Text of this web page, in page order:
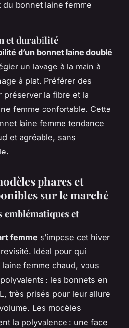
bonnet laine femme
et durabilité
d’un bonnet laine doublé
un lavage à la main à
à plat. Préférer des
préserver la fibre et la
femme confortable. Cette
laine femme tendance
et agréable, sans
phares et
sur le marché
emblématiques et
femme s’impose cet hiver
Idéal pour qui
femme chaud, vous
: les bonnets en
très prisés pour leur allure
Les modèles
la polyvalence : une face